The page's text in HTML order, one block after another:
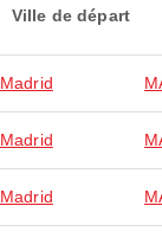
Ville de départ
Madrid
Madrid
Madrid